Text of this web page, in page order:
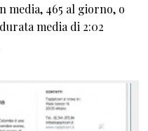
media, 465 al giorno, o
media di 2:02